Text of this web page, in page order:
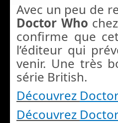
Avec un peu de
Doctor Who
confirme que
l’éditeur qui
venir. Une très
série British.
Découvrez
Découvrez